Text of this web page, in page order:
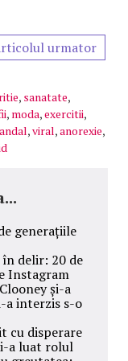
urmator
, sanatate,
, moda,exercitii,
,viral,anorexie,
generațiile
în delir: 20 de
Instagram
și-a
a interzis s-o
cu disperare
i-a luat rolul